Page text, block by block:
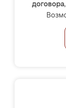
договора